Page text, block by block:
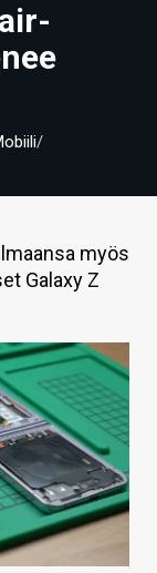
/
myös
Galaxy Z